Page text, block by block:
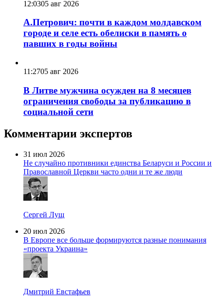
12:0305 авг 2026
А.Петрович: почти в каждом молдавском
городе и селе есть обелиски в память о
павших в годы войны
11:2705 авг 2026
В Литве мужчина осужден на 8 месяцев
ограничения свободы за публикацию в
социальной сети
Комментарии экспертов
31 июл 2026
Не случайно противники единства Беларуси и России и
Православной Церкви часто одни и те же люди
Сергей Лущ
20 июл 2026
В Европе все больше формируются разные понимания
«проекта Украина»
Дмитрий Евстафьев